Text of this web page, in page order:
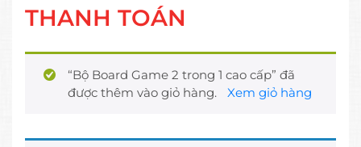
THANH TOÁN
“Bộ Board Game 2 trong 1 cao cấp” đã
được thêm vào giỏ hàng.
Xem giỏ hàng